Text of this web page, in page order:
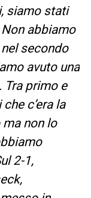
siamo stati
abbiamo
secondo
avuto una
Tra primo e
c’era la
non lo
2-1,